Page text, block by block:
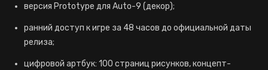
версия Prototype для Auto-9 (декор);
ранний доступ к игре за 48 часов до официальной даты
релиза;
цифровой артбук: 100 страниц рисунков, концепт-